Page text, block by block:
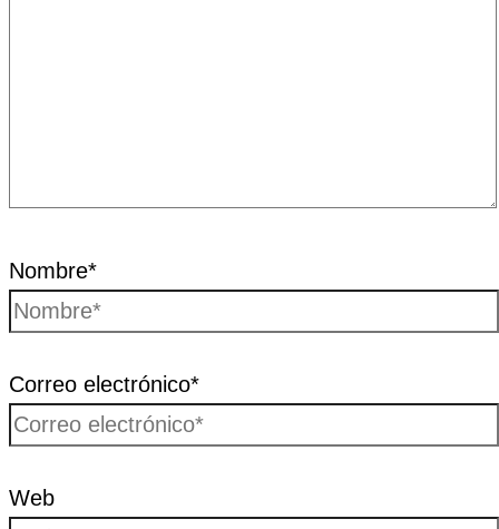
Nombre*
Correo electrónico*
Web